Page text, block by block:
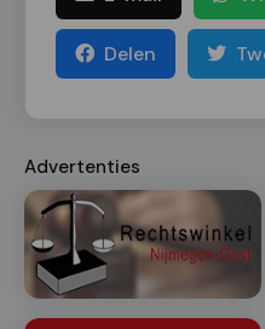
Delen
Advertenties